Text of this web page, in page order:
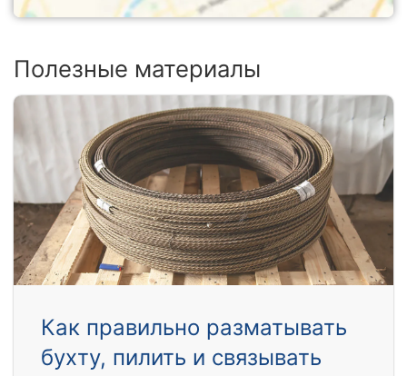
Полезные материалы
Как правильно разматывать
бухту, пилить и связывать